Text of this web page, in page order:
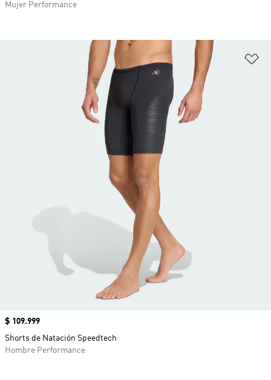
Mujer Performance
Precio
$ 109.999
Shorts de Natación Speedtech
Hombre Performance